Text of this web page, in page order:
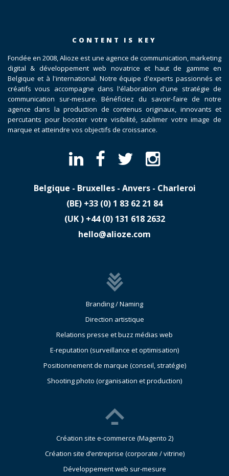
CONTENT IS KEY
Fondée en 2008, Alioze est une agence de communication, marketing
digital & développement web novatrice et haut de gamme en
Belgique et à l'international. Notre équipe d'experts passionnés et
créatifs vous accompagne dans l'élaboration d'une stratégie de
communication sur-mesure. Bénéficiez du savoir-faire de notre
agence dans la production de contenus originaux, innovants et
percutants pour booster votre visibilité, sublimer votre image de
marque et atteindre vos objectifs de croissance.
Belgique - Bruxelles - Anvers - Charleroi
(BE) ​+33 (0) 1 83 62 21 84
(UK ) ​+44 (0) 131 618 2632
hello@alioze.com
Branding / Naming
Direction artistique
Relations presse et buzz médias web
E-reputation (surveillance et optimisation)
Positionnement de marque (conseil, stratégie)
Shooting photo (organisation et production)
Création site e-commerce (Magento 2)
Création site d’entreprise (corporate / vitrine)
Développement web sur-mesure